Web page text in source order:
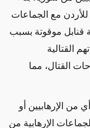
مع الجماعات
قنابل موقوتة بسبب
القتالية
القتال، مما
الإرهابيين أو
الإرهابية من